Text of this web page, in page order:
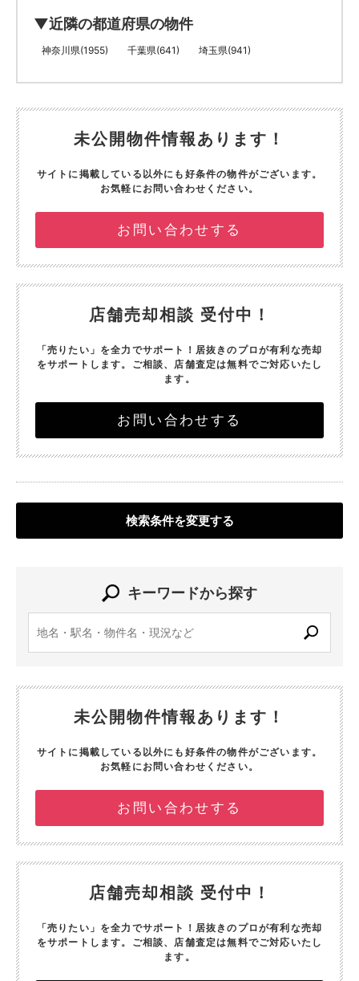
▼近隣の都道府県の物件
神奈川県(1955) 千葉県(641) 埼玉県(941)
未公開物件情報あります！
サイトに掲載している以外にも好条件の物件がございます。
お気軽にお問い合わせください。
お問い合わせする
店舗売却相談 受付中！
「売りたい」を全力でサポート！ 居抜きのプロが有利な売却
をサポートします。 ご相談、店舗査定は無料でご対応いたし
ます。
お問い合わせする
検索条件を変更する
キーワードから探す
未公開物件情報あります！
サイトに掲載している以外にも好条件の物件がございます。
お気軽にお問い合わせください。
お問い合わせする
店舗売却相談 受付中！
「売りたい」を全力でサポート！ 居抜きのプロが有利な売却
をサポートします。 ご相談、店舗査定は無料でご対応いたし
ます。